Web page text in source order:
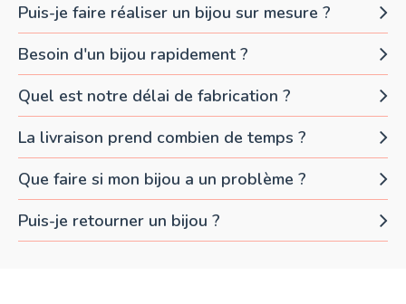
Puis-je faire réaliser un bijou sur mesure ?
Besoin d'un bijou rapidement ?
Quel est notre délai de fabrication ?
La livraison prend combien de temps ?
Que faire si mon bijou a un problème ?
Puis-je retourner un bijou ?